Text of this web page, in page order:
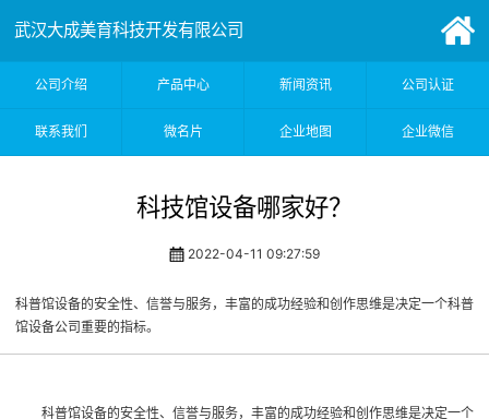
武汉大成美育科技开发有限公司
公司介绍 产品中心 新闻资讯 公司认证
联系我们 微名片 企业地图 企业微信
科技馆设备哪家好？
2022-04-11 09:27:59
科普馆设备的安全性、信誉与服务，丰富的成功经验和创作思维是决定一个科普
馆设备公司重要的指标。
科普馆设备的安全性、信誉与服务，丰富的成功经验和创作思维是决定一个